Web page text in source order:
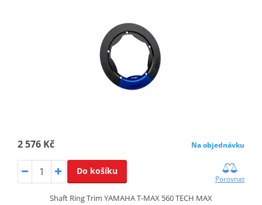
2 576 Kč Na objednávku
Do košíku
Porovnat
Shaft Ring Trim YAMAHA T-MAX 560 TECH MAX